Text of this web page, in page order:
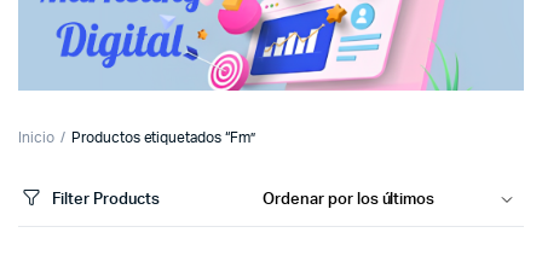
Inicio Productos etiquetados “Fm”
Filter Products